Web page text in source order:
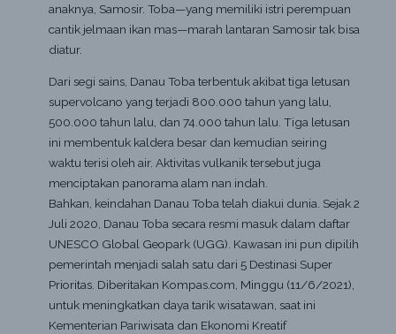
anaknya, Samosir. Toba—yang memiliki istri perempuan
cantik jelmaan ikan mas—marah lantaran Samosir tak bisa
diatur.
Dari segi sains, Danau Toba terbentuk akibat tiga letusan
supervolcano yang terjadi 800.000 tahun yang lalu,
500.000 tahun lalu, dan 74.000 tahun lalu. Tiga letusan
ini membentuk kaldera besar dan kemudian seiring
waktu terisi oleh air. Aktivitas vulkanik tersebut juga
menciptakan panorama alam nan indah.
Bahkan, keindahan Danau Toba telah diakui dunia. Sejak 2
Juli 2020, Danau Toba secara resmi masuk dalam daftar
UNESCO Global Geopark (UGG). Kawasan ini pun dipilih
pemerintah menjadi salah satu dari 5 Destinasi Super
Prioritas. Diberitakan Kompas.com, Minggu (11/6/2021),
untuk meningkatkan daya tarik wisatawan, saat ini
Kementerian Pariwisata dan Ekonomi Kreatif